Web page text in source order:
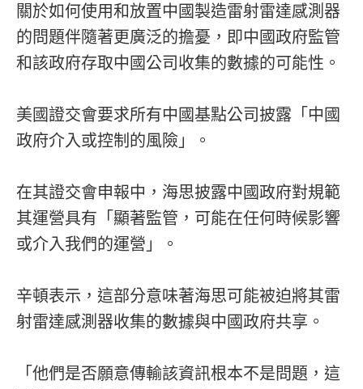
關於如何使用和放置中國製造雷射雷達感測器
的問題伴隨著更廣泛的擔憂，即中國政府監管
和該政府存取中國公司收集的數據的可能性。
美國證交會要求所有中國基點公司披露「中國
政府介入或控制的風險」。
在其證交會申報中，海思披露中國政府對規範
其運營具有「顯著監管，可能在任何時候影響
或介入我們的運營」。
辛頓表示，這部分意味著海思可能被迫將其雷
射雷達感測器收集的數據與中國政府共享。
「他們是否願意傳輸該資訊根本不是問題，這